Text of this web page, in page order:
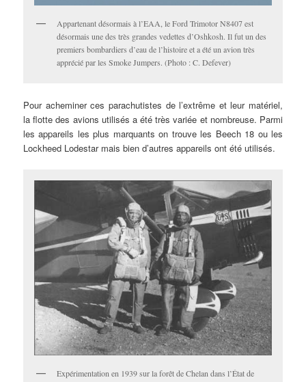
Appartenant désormais à l’EAA, le Ford Trimotor N8407 est
désormais une des très grandes vedettes d’Oshkosh. Il fut un des
premiers bombardiers d’eau de l’histoire et a été un avion très
apprécié par les Smoke Jumpers. (Photo : C. Defever)
Pour acheminer ces parachutistes de l’extrême et leur matériel,
la flotte des avions utilisés a été très variée et nombreuse. Parmi
les appareils les plus marquants on trouve les Beech 18 ou les
Lockheed Lodestar mais bien d’autres appareils ont été utilisés.
Expérimentation en 1939 sur la forêt de Chelan dans l’État de